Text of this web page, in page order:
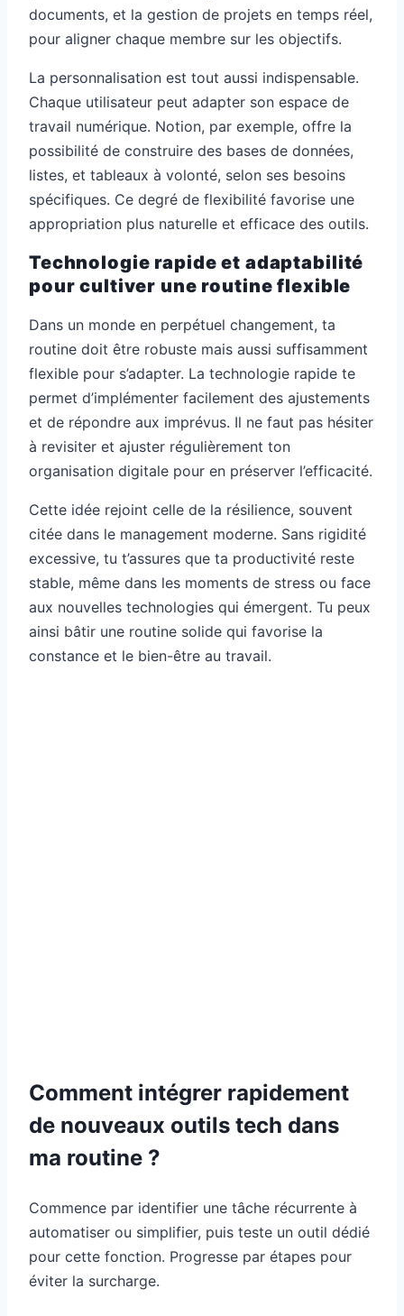
documents, et la gestion de projets en temps réel,
pour aligner chaque membre sur les objectifs.
La personnalisation est tout aussi indispensable.
Chaque utilisateur peut adapter son espace de
travail numérique. Notion, par exemple, offre la
possibilité de construire des bases de données,
listes, et tableaux à volonté, selon ses besoins
spécifiques. Ce degré de flexibilité favorise une
appropriation plus naturelle et efficace des outils.
Technologie rapide et adaptabilité
pour cultiver une routine flexible
Dans un monde en perpétuel changement, ta
routine doit être robuste mais aussi suffisamment
flexible pour s’adapter. La technologie rapide te
permet d’implémenter facilement des ajustements
et de répondre aux imprévus. Il ne faut pas hésiter
à revisiter et ajuster régulièrement ton
organisation digitale pour en préserver l’efficacité.
Cette idée rejoint celle de la résilience, souvent
citée dans le management moderne. Sans rigidité
excessive, tu t’assures que ta productivité reste
stable, même dans les moments de stress ou face
aux nouvelles technologies qui émergent. Tu peux
ainsi bâtir une routine solide qui favorise la
constance et le bien-être au travail.
Comment intégrer rapidement
de nouveaux outils tech dans
ma routine ?
Commence par identifier une tâche récurrente à
automatiser ou simplifier, puis teste un outil dédié
pour cette fonction. Progresse par étapes pour
éviter la surcharge.